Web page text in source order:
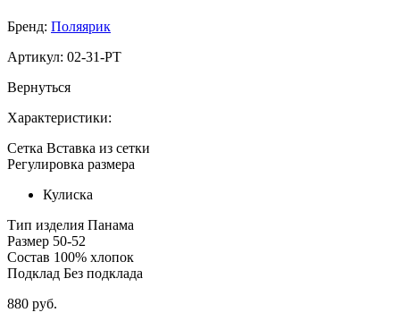
Бренд: Поляярик
Артикул: 02-31-PT
Вернуться
Характеристики:
Сетка Вставка из сетки
Регулировка размера
Кулиска
Тип изделия Панама
Размер 50-52
Состав 100% хлопок
Подклад Без подклада
880 руб.